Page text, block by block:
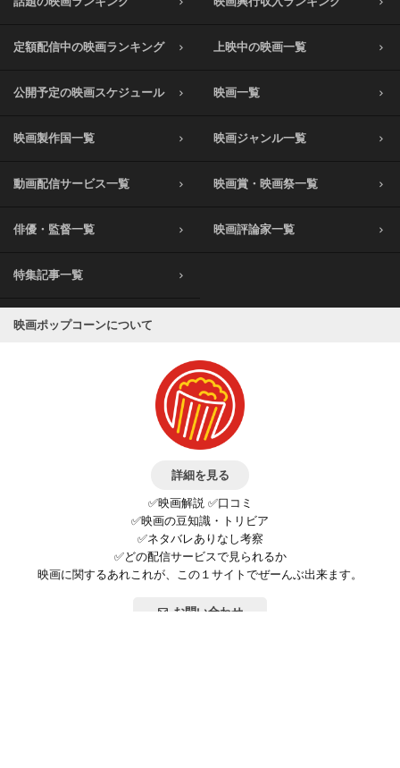
定額配信中の映画ランキング 上映中の映画一覧
公開予定の映画スケジュール 映画一覧
映画製作国一覧 映画ジャンル一覧
動画配信サービス一覧 映画賞・映画祭一覧
俳優・監督一覧 映画評論家一覧
特集記事一覧
映画ポップコーンについて
詳細を見る
✅映画解説 ✅口コミ
✅映画の豆知識・トリビア
✅ネタバレありなし考察
✅どの配信サービスで見られるか
映画に関するあれこれが、この１サイトでぜーんぶ出来ます。
お問い合わせ